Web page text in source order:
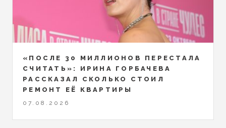
«ПОСЛЕ 30 МИЛЛИОНОВ ПЕРЕСТАЛА
СЧИТАТЬ»: ИРИНА ГОРБАЧЕВА
РАССКАЗАЛ СКОЛЬКО СТОИЛ
РЕМОНТ ЕЁ КВАРТИРЫ
07.08.2026